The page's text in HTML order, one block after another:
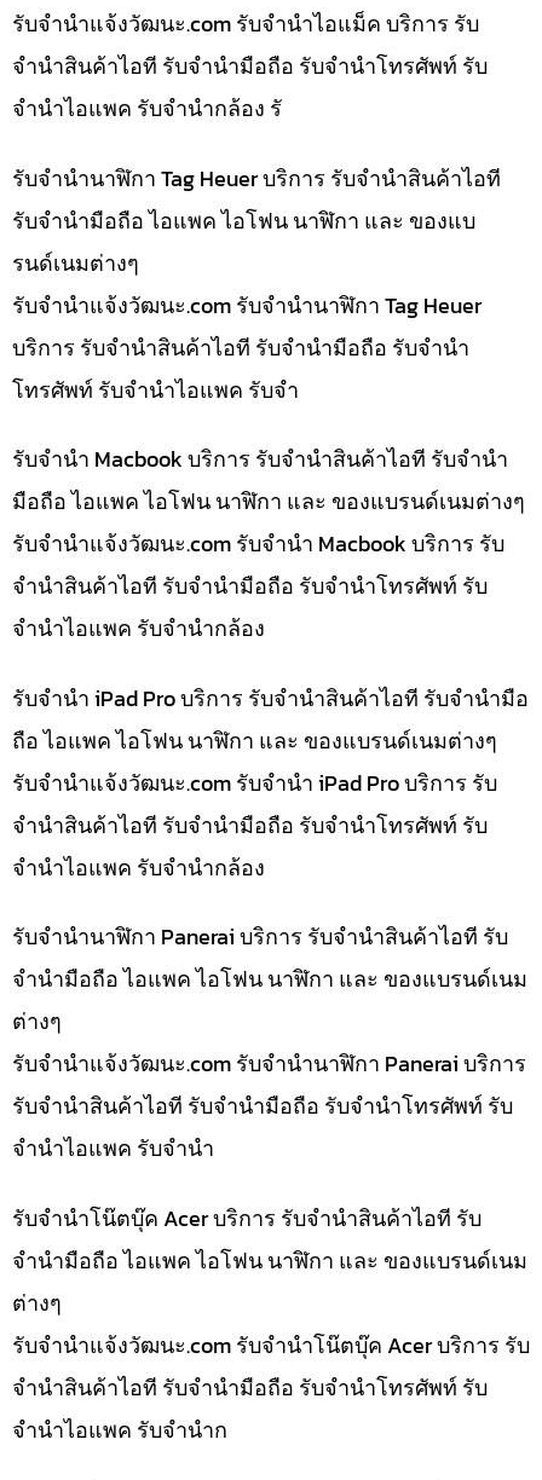
รับจํานําแจ้งวัฒนะ.com รับจำนำไอแม็ค บริการ รับ
จำนำสินค้าไอที รับจำนำมือถือ รับจำนำโทรศัพท์ รับ
จำนำไอแพค รับจำนำกล้อง รั
รับจำนำนาฬิกา Tag Heuer บริการ รับจำนำสินค้าไอที
รับจำนำมือถือ ไอแพค ไอโฟน นาฬิกา และ ของแบ
รนด์เนมต่างๆ
รับจํานําแจ้งวัฒนะ.com รับจำนำนาฬิกา Tag Heuer
บริการ รับจำนำสินค้าไอที รับจำนำมือถือ รับจำนำ
โทรศัพท์ รับจำนำไอแพค รับจำ
รับจำนำ Macbook บริการ รับจำนำสินค้าไอที รับจำนำ
มือถือ ไอแพค ไอโฟน นาฬิกา และ ของแบรนด์เนมต่างๆ
รับจํานําแจ้งวัฒนะ.com รับจำนำ Macbook บริการ รับ
จำนำสินค้าไอที รับจำนำมือถือ รับจำนำโทรศัพท์ รับ
จำนำไอแพค รับจำนำกล้อง
รับจำนำ iPad Pro บริการ รับจำนำสินค้าไอที รับจำนำมือ
ถือ ไอแพค ไอโฟน นาฬิกา และ ของแบรนด์เนมต่างๆ
รับจํานําแจ้งวัฒนะ.com รับจำนำ iPad Pro บริการ รับ
จำนำสินค้าไอที รับจำนำมือถือ รับจำนำโทรศัพท์ รับ
จำนำไอแพค รับจำนำกล้อง
รับจำนำนาฬิกา Panerai บริการ รับจำนำสินค้าไอที รับ
จำนำมือถือ ไอแพค ไอโฟน นาฬิกา และ ของแบรนด์เนม
ต่างๆ
รับจํานําแจ้งวัฒนะ.com รับจำนำนาฬิกา Panerai บริการ
รับจำนำสินค้าไอที รับจำนำมือถือ รับจำนำโทรศัพท์ รับ
จำนำไอแพค รับจำนำ
รับจำนำโน๊ตบุ๊ค Acer บริการ รับจำนำสินค้าไอที รับ
จำนำมือถือ ไอแพค ไอโฟน นาฬิกา และ ของแบรนด์เนม
ต่างๆ
รับจํานําแจ้งวัฒนะ.com รับจำนำโน๊ตบุ๊ค Acer บริการ รับ
จำนำสินค้าไอที รับจำนำมือถือ รับจำนำโทรศัพท์ รับ
จำนำไอแพค รับจำนำก